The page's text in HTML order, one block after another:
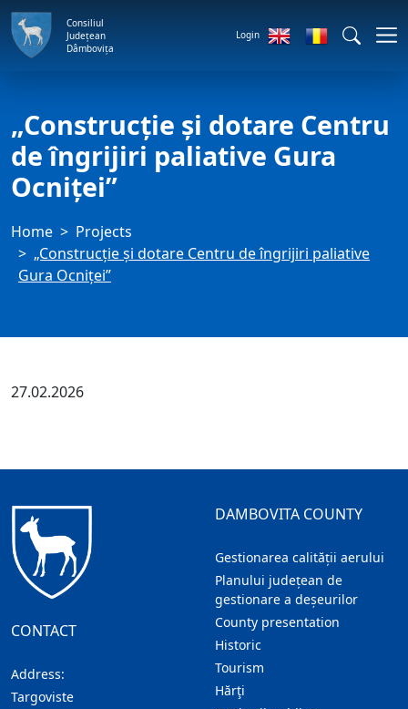
Consiliul
Județean
Dâmbovița
Login
„Construcție și dotare Centru
de îngrijiri paliative Gura
Ocniței”
Home
Projects
„Construcție și dotare Centru de îngrijiri paliative
Gura Ocniței”
27.02.2026
CONTACT
Address:
Targoviste
DAMBOVITA COUNTY
Gestionarea calității aerului
Planului județean de
gestionare a deșeurilor
County presentation
Historic
Tourism
Hărţi